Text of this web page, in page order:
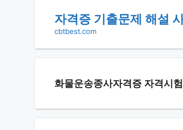
자격증 기출문제 해설
cbtbest.com
화물운송종사자격증 자격시